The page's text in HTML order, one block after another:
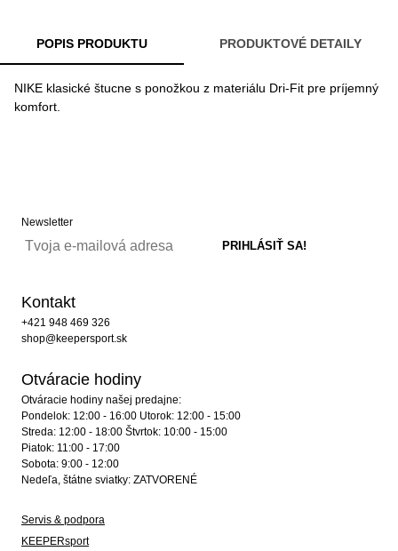
POPIS PRODUKTU PRODUKTOVÉ DETAILY
NIKE klasické štucne s ponožkou z materiálu Dri-Fit pre príjemný
komfort.
Newsletter
Kontakt
+421 948 469 326
shop@keepersport.sk
Otváracie hodiny
Otváracie hodiny našej predajne:
Pondelok: 12:00 - 16:00 Utorok: 12:00 - 15:00
Streda: 12:00 - 18:00 Štvrtok: 10:00 - 15:00
Piatok: 11:00 - 17:00
Sobota: 9:00 - 12:00
Nedeľa, štátne sviatky: ZATVORENÉ
Servis & podpora
KEEPERsport